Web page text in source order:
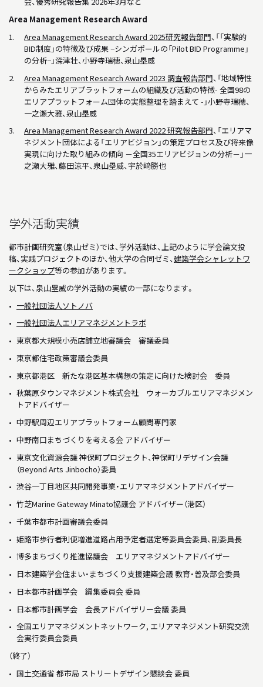
Area Management Research Award
Area Management Research Award 2025研究報告部門、「「実験的
BID制度」の特徴及び成果 −シンガポールの「Pilot BID Programme」
の分析−」深津壮、小野寺瑞穂、泉山塁威
Area Management Research Award 2023 調査報告部門、「地域特性
からみたエリアプラットフォームの組織及び活動の特徴- 全国98の
エリアプラットフォーム団体の実態整理を踏まえて -」小野寺瑞穂、
一之瀬大雅、泉山塁威
Area Management Research Award 2022 研究報告部門、「エリアマ
ネジメント団体による「エリアビジョン」の策定プロセス及び将来像
実現に向けた取り組みの傾向 －全国35エリアビジョンの分析－」一
之瀬大雅、藤田涼平、泉山塁威、宇於﨑勝也
学外活動実績
都市計画研究室（泉山ゼミ）では、学外活動は、上記のように学会論文投
稿、実践プロジェクトのほか、他大学の合同ゼミ、建築学会シャレットワ
ークショップ等の参加があります。
以下は、泉山塁威の学外活動の実績の一部になります。
一般社団法人ソトノバ
一般社団法人エリアマネジメントラボ
東京都大規模小売店舗立地審議会 審議委員
東京都住宅政策審議会委員
東京都港区 新たな港区基本構想の策定に向けた検討会 委員
秋葉原タウンマネジメント株式会社 ウォーカブルエリアマネジメン
トアドバイザー
中野駅周辺エリアプラットフォーム顧問専門家
中野南口まちづくりを考える会 アドバイザー
東京文化資源会議 神保町プロジェクト、神保町リデザイン会議
（Beyond Arts Jinbocho）委員
渋谷一丁目地区共同開発事業・エリアマネジメントアドバイザー
竹芝Marine Gateway Minato協議会 アドバイザー（港区）
千葉市都市計画審議会委員
姫路市歩行者利便増進道路占用予定者選定等委員会委員、副委員長
博多まちづくり推進協議会 エリアマネジメントアドバイザー
日本建築学会住まい・まちづくり支援建築会議 教育・普及部会委員
日本都市計画学会 編集委員会 委員
日本都市計画学会 会長アドバイザリー会議 委員
全国エリアマネジメントネットワーク, エリアマネジメント研究交流
会実行委員会委員
（終了）
国土交通省 都市局 ストリートデザイン懇談会 委員